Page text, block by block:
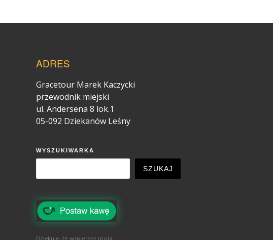
ADRES
Gracetour Marek Kaczycki
przewodnik miejski
ul. Andersena 8 lok.1
05-092 Dziekanów Leśny
WYSZUKIWARKA
SZUKAJ
Dziękuję, że wspierasz moją